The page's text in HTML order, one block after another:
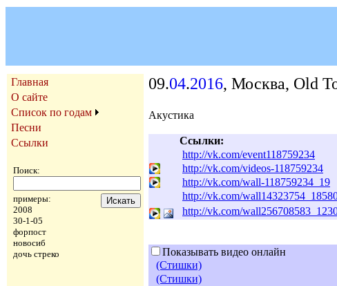
Главная
О сайте
Список по годам
Песни
Ссылки
Поиск:
примеры:
2008
30-1-05
форпост
новосиб
дочь стреко
09.04.2016, Москва, Old
Акустика
Ссылки:
http://vk.com/event118759234
http://vk.com/videos-118759234
http://vk.com/wall-118759234_19
http://vk.com/
http://vk.com/
Показывать видео онлайн
(Стишки)
(Стишки)